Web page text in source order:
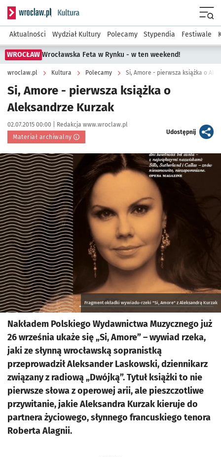
Serwis informacyjny wroclaw.pl podserwis: Kultura
Aktualności Wydział Kultury Polecamy Stypendia Festiwale
WROCŁAW Wrocławska Feta w Rynku - w ten weekend!
wroclaw.pl Kultura Polecamy Si, Amore - pierwsza książka o
Si, Amore - pierwsza książka o
Aleksandrze Kurzak
Data publikacji:
02.07.2015 00:00 | Autor:
Redakcja www.wroclaw.pl
Materiał archiwalny
Udostępnijartykuł
Kliknij, aby powiększyć
Fragment okładki wywiadu-rzeki "Si, Amore" z Aleksandrą Kurzak
Nakładem Polskiego Wydawnictwa Muzycznego już
26 września ukaże się „Si, Amore” – wywiad rzeka,
jaki ze słynną wrocławską sopranistką
przeprowadził Aleksander Laskowski, dziennikarz
związany z radiową „Dwójką”. Tytuł książki to nie
pierwsze słowa z operowej arii, ale pieszczotliwe
przywitanie, jakie Aleksandra Kurzak kieruje do
partnera życiowego, słynnego francuskiego tenora
Roberta Alagnii.